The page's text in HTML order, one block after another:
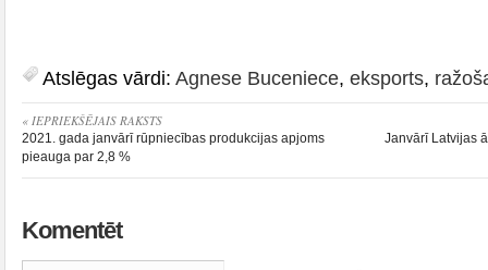
Atslēgas vārdi: Agnese Buceniece, eksports,
« IEPRIEKŠĒJAIS RAKSTS
2021. gada janvārī rūpniecības produkcijas apjoms
pieauga par 2,8 %
Janvārī Latvijas
Komentēt